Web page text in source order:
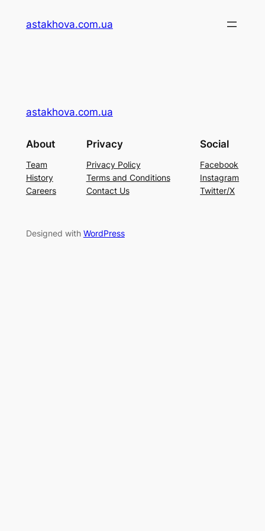
astakhova.com.ua
astakhova.com.ua
About
Team
History
Careers
Privacy
Privacy Policy
Terms and Conditions
Contact Us
Social
Facebook
Instagram
Twitter/X
Designed with WordPress